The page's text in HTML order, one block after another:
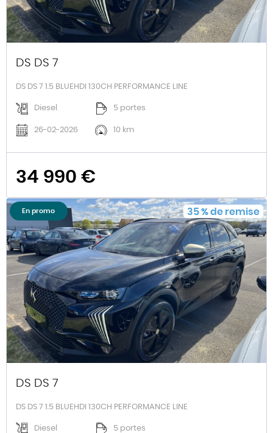
DS DS 7
DS DS 7 1.5 BLUEHDI 130CH PERFORMANCE LINE
Diesel 5 portes
26-02-2026 10 km
34 990 €
En promo 35%de remise
DS DS 7
DS DS 7 1.5 BLUEHDI 130CH PERFORMANCE LINE
Diesel 5 portes